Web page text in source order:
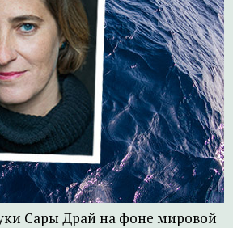
Сары Драй на фоне мировой